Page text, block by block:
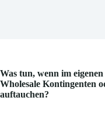
Was tun, wenn im
Wholesale Kontingenten
auftauchen?